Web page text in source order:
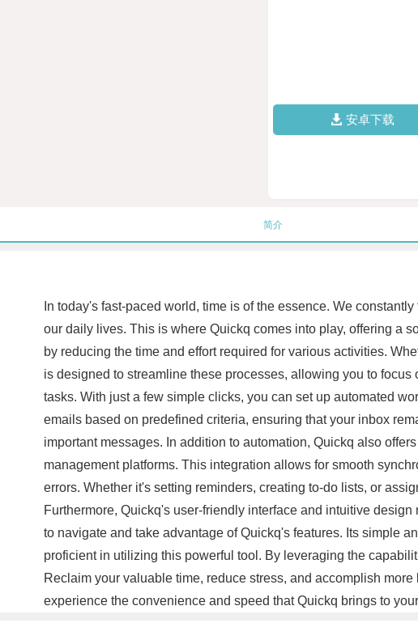
安卓下载
简介
In today's fast-paced world, time is of the essence. We
our daily lives. This is where Quickq comes into play, offering a
by reducing the time and effort required for various activities.
is designed to streamline these processes, allowing you to
tasks. With just a few simple clicks, you can set up automated
emails based on predefined criteria, ensuring that your inbox
important messages. In addition to automation, Quickq also
management platforms. This integration allows for smooth
errors. Whether it's setting reminders, creating to-do lists, or
Furthermore, Quickq's user-friendly interface and intuitive
to navigate and take advantage of Quickq's features. Its simple
proficient in utilizing this powerful tool. By leveraging the
Reclaim your valuable time, reduce stress, and accomplish
experience the convenience and speed that Quickq brings to